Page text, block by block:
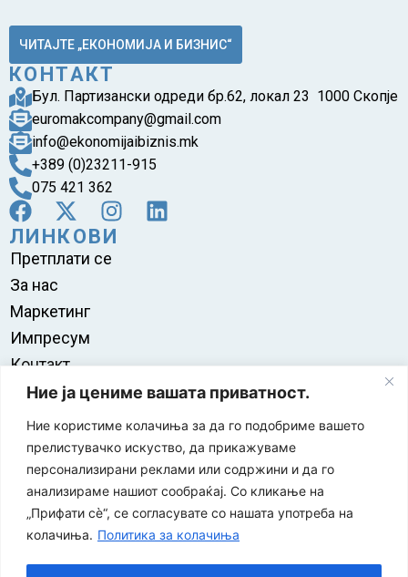
Ние ја цениме вашата приватност.
Ние користиме колачиња за да го подобриме вашето
прелистувачко искуство, да прикажуваме
персонализирани реклами или содржини и да го
анализираме нашиот сообраќај. Со кликање на
„Прифати сè“, се согласувате со нашата употреба на
колачиња. Политика за колачиња
ЧИТАЈТЕ „ЕКОНОМИЈА И БИЗНИС“
КОНТАКТ
Бул. Партизански одреди бр.62, локал 23 1000 Скопје
euromakcompany@gmail.com
info@ekonomijaibiznis.mk
+389 (0)23211-915
075 421 362
ЛИНКОВИ
Претплати се
За нас
Маркетинг
Импресум
Контакт
Правила на користење